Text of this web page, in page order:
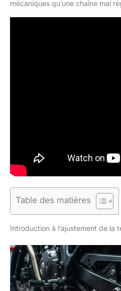
mécaniques qu’une chaîne mal
Table des matières
Introduction à l’ajustement de la